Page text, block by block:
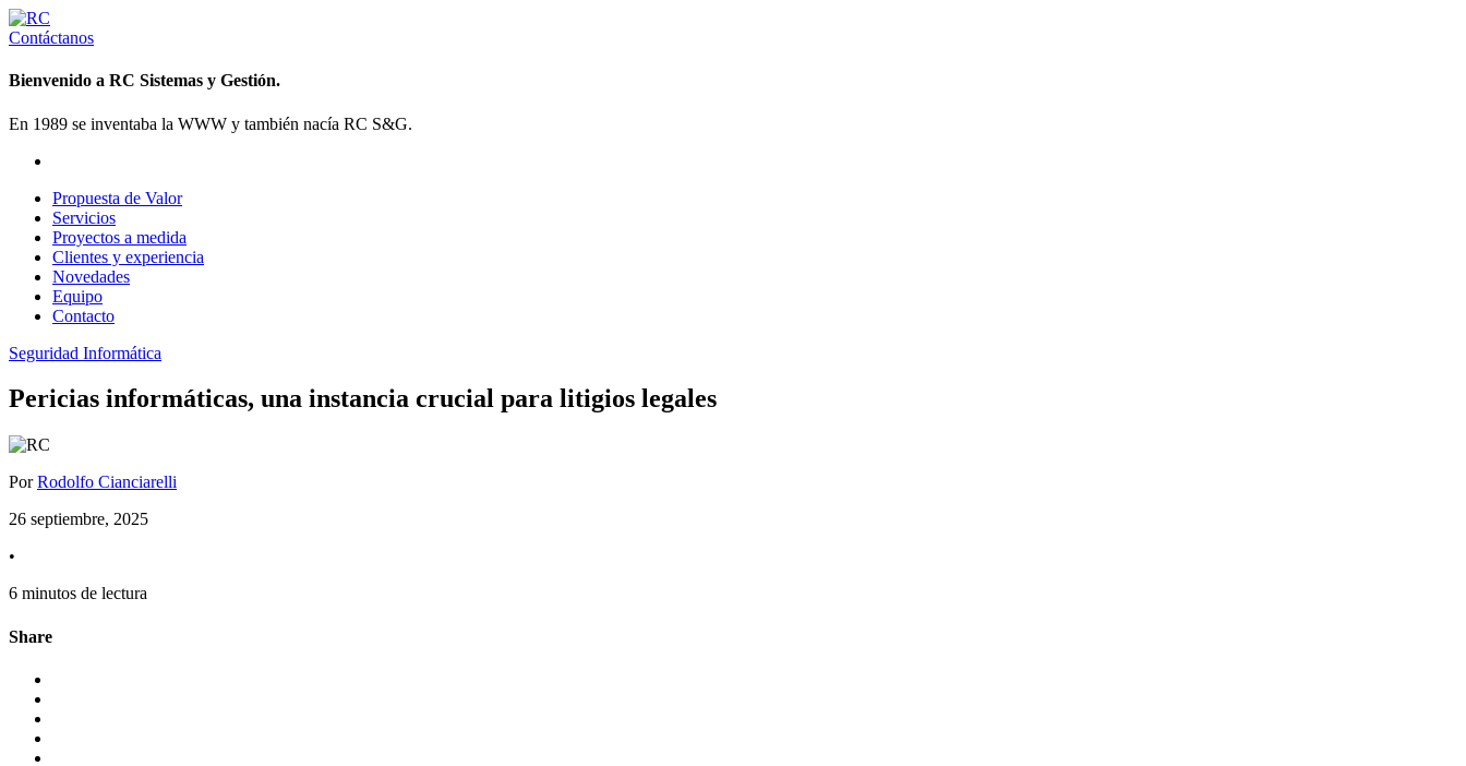
Contáctanos
Bienvenido a RC Sistemas y Gestión.
En 1989 se inventaba la WWW y también nacía RC S&G.
Propuesta de Valor
Servicios
Proyectos a medida
Clientes y experiencia
Novedades
Equipo
Contacto
Seguridad Informática
Pericias informáticas, una instancia crucial para litigios legales
PorRodolfo Cianciarelli
26 septiembre, 2025
•
6 minutos de lectura
Share